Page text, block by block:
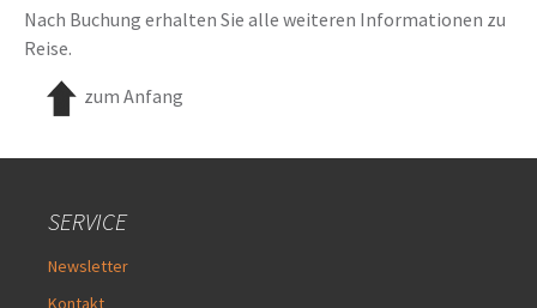
Nach Buchung erhalten Sie alle weiteren Informationen zu
Reise.
zum Anfang
SERVICE
Newsletter